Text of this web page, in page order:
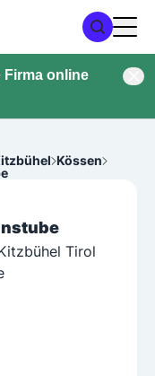
Firma online
Kössen
Tirol